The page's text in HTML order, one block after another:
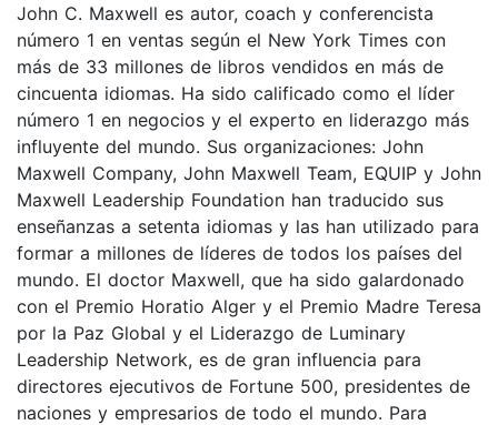
John C. Maxwell es autor, coach y conferencista
número 1 en ventas según el New York Times con
más de 33 millones de libros vendidos en más de
cincuenta idiomas. Ha sido calificado como el líder
número 1 en negocios y el experto en liderazgo más
influyente del mundo. Sus organizaciones: John
Maxwell Company, John Maxwell Team, EQUIP y John
Maxwell Leadership Foundation han traducido sus
enseñanzas a setenta idiomas y las han utilizado para
formar a millones de líderes de todos los países del
mundo. El doctor Maxwell, que ha sido galardonado
con el Premio Horatio Alger y el Premio Madre Teresa
por la Paz Global y el Liderazgo de Luminary
Leadership Network, es de gran influencia para
directores ejecutivos de Fortune 500, presidentes de
naciones y empresarios de todo el mundo. Para